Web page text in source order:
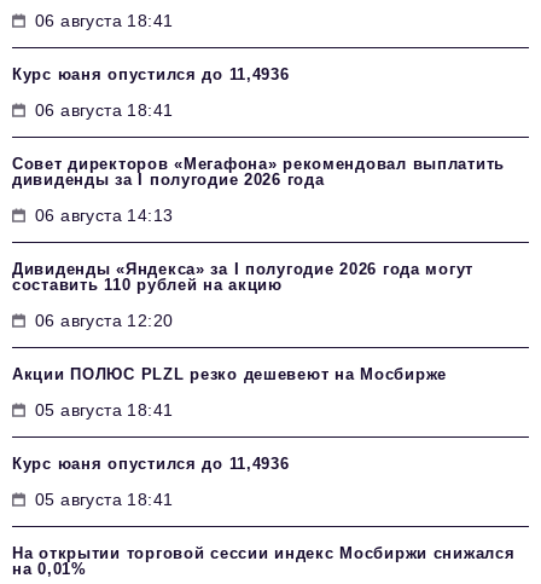
06 августа 18:41
Курс юаня опустился до 11,4936
06 августа 18:41
Совет директоров «Мегафона» рекомендовал выплатить
дивиденды за I полугодие 2026 года
06 августа 14:13
Дивиденды «Яндекса» за I полугодие 2026 года могут
составить 110 рублей на акцию
06 августа 12:20
Акции ПОЛЮС PLZL резко дешевеют на Мосбирже
05 августа 18:41
Курс юаня опустился до 11,4936
05 августа 18:41
На открытии торговой сессии индекс Мосбиржи снижался
на 0,01%